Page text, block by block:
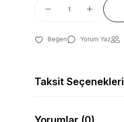
Yorum Yaz
Taksit Seçenekleri